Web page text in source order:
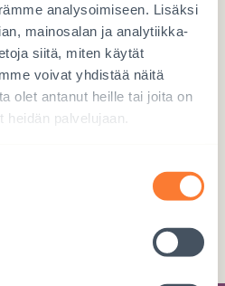
analysoimiseen. Lisäksi
mainosalan ja analytiikka-
siitä, miten käytät
voivat yhdistää näitä
olet antanut heille tai joita on
palvelujaan.
verkossa
TÄSTÄ